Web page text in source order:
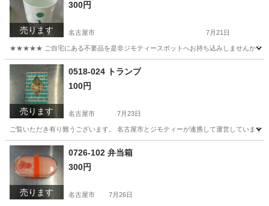
売ります
300円
名古屋市 7月21日
★★★★★ ご自宅にある不要品を是非ジモティースポットへお持ち込みしませんか？
愛知 名古屋市 青嵐
売ります
0518-024 トランプ
100円
名古屋市 7月23日
ご覧いただき有り難うございます。 名古屋市とジモティーが連携して運営してい
愛知 名古屋市 カードゲーム
売ります
0726-102 弁当箱
300円
名古屋市 7月26日